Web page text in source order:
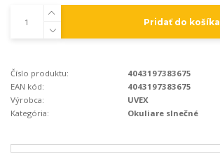
Pridať do košíka
Číslo produktu:
4043197383675
EAN kód:
4043197383675
Výrobca:
UVEX
Kategória:
Okuliare slnečné